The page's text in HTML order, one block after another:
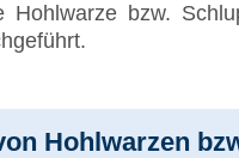
bzw.
Hohlwarzen